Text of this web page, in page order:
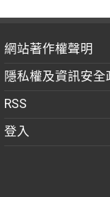
網站著作權聲明
隱私權及資訊安全
RSS
登入